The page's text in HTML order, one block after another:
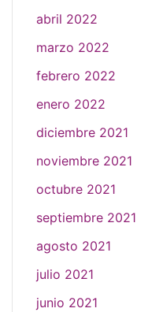
abril 2022
marzo 2022
febrero 2022
enero 2022
diciembre 2021
noviembre 2021
octubre 2021
septiembre 2021
agosto 2021
julio 2021
junio 2021